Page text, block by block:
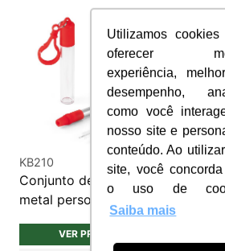
Utilizamos cookies
oferecer
experiência,
desempenho,
como você
nosso site e
conteúdo. Ao
site, você
o uso de
Saiba mais
KB210
Conjunto de canudo de
metal personalizado
VER PRODUTO
S127